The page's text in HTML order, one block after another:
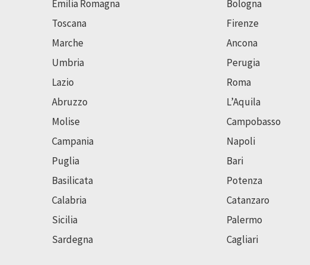
Emilia Romagna
Toscana
Marche
Umbria
Lazio
Abruzzo
Molise
Campania
Puglia
Basilicata
Calabria
Sicilia
Sardegna
Bologna
Firenze
Ancona
Perugia
Roma
L’Aquila
Campobasso
Napoli
Bari
Potenza
Catanzaro
Palermo
Cagliari